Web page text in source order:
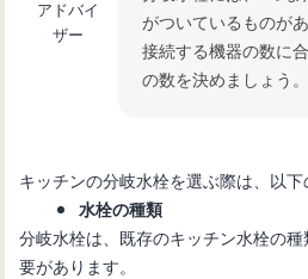
アドバイ
ザー
がついているものがあ
接続する機器の数に
の数を決めましょう。
キッチンの分岐水栓を選ぶ際は、以下
水栓の種類
分岐水栓は、既存のキッチン水栓の
要があります。